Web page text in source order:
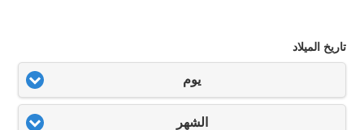
تاريخ الميلاد
يوم
الشهر